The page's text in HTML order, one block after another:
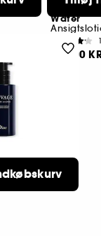
Water
309,00
Face
Cactus